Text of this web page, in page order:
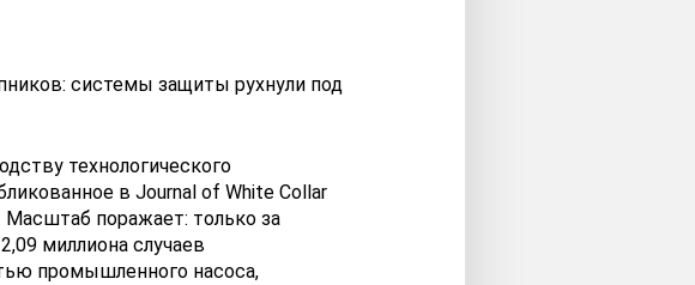
технологического
в Journal of White Collar
поражает: только за
миллиона случаев
промышленного насоса,